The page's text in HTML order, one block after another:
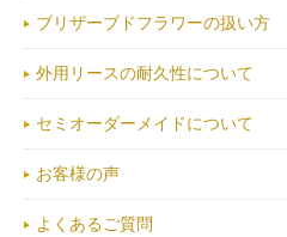
ブリザーブドフラワーの扱い方
外用リースの耐久性について
セミオーダーメイドについて
お客様の声
よくあるご質問